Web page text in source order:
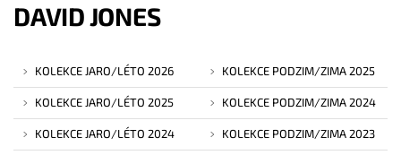
DAVID JONES
KOLEKCE JARO/LÉTO 2026 KOLEKCE PODZIM/ZIMA 2025
KOLEKCE JARO/LÉTO 2025 KOLEKCE PODZIM/ZIMA 2024
KOLEKCE JARO/LÉTO 2024 KOLEKCE PODZIM/ZIMA 2023